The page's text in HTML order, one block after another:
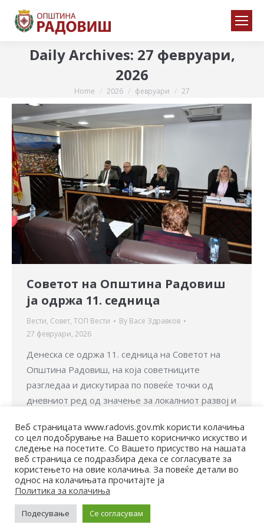
Daily Archives: 27 февруари,
2026
You are here:
Home 2026 февруари 27
Советот на Општина Радовиш
ја одржа 11. седница
Вести, Совет, ТОП Вести By Васе Здравков
27 февруари, 2026
Денеска се одржа 11. седница на Советот на
Општина Радовиш, на која советниците
разгледаа и дискутираа по повеќе точки од
дневниот ред од значење за локалниот развој и
граѓаните. На седницата беа усвоени одлуки и
заклучоци кои се однесуваат на тековното
работење на општината, реализација на
инфраструктурни проекти, финансиски…
© Општина Радовиш - 2022. Сите права се задржани
Веб страницата www.radovis.gov.mk користи колачиња
со цел подобрување на Вашето корисничко искуство и
следење на посетите. Со Вашето присуство на нашата
веб страница се подразбира дека се согласувате за
користењето на овие колачиња. За повеќе детали во
однос на колачињата прочитајте ја
Политика за колачиња
Подесување Се согласувам